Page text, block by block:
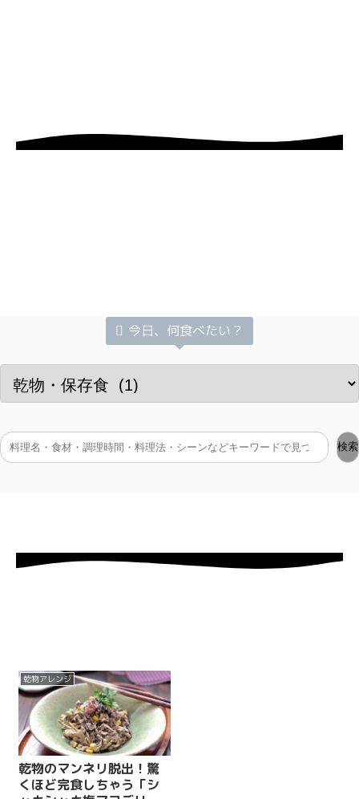
今日、何食べたい？
検索
乾物アレンジ
乾物のマンネリ脱出！驚
くほど完食しちゃう「シ